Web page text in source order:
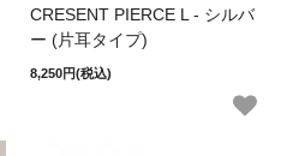
CRESENT PIERCE L - シルバ
ー (片耳タイプ)
8,250円(税込)